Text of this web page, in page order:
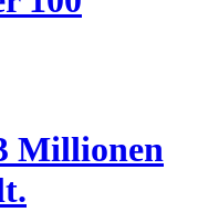
Millionen